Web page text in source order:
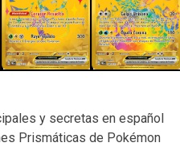
y secretas en español
Prismáticas de Pokémon